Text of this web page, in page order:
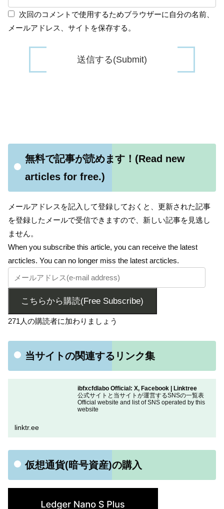
次回のコメントで使用するためブラウザーに自分の名前、
メールアドレス、サイトを保存する。
無料で記事が読めます！(Read new
articles for free.)
メールアドレスを記入して登録しておくと、更新された記事
を登録したメールで受信できますので、新しい記事を見逃し
ません。
When you subscribe this article, you can receive the latest
arcticles. You can no longer miss the latest arcticles.
こちらから購読(Free Subscribe)
271人の購読者に加わりましょう
当サイトの関連するリンク集
ibfxcfdlabo Official: X, Facebook | Linktree
公式サイトと当サイトが運営するSNSの一覧表
Official website and list of SNS operated by this
website
linktr.ee
仮想通貨(暗号資産)の購入